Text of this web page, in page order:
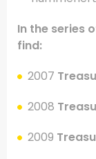
In the series
find:
2007
2008
2009